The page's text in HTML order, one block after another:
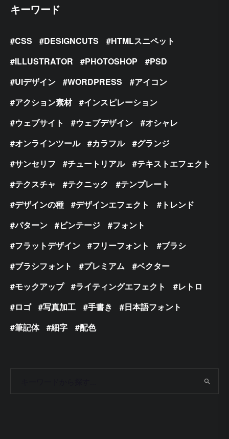
キーワード
CSS DESIGNCUTS
HTMLスニペット
ILLUSTRATOR
PHOTOSHOP
PSD
UIデザイン
WORDPRESS
アイコン
アクション素材
インスピレーション
ウェブサイト
ウェブデザイン
オシャレ
オンラインツール
カラフル
グランジ
サンセリフ
チュートリアル
テキストエフェクト
テクスチャ
テクニック
テンプレート
デザインの種
デザインエフェクト
トレンド
パターン
ビンテージ
フォント
フラットデザイン
フリーフォント
ブラシ
ブラシフォント
プレミアム
ベクター
モックアップ
ライティングエフェクト
レトロ
ロゴ
写真加工 手書き
日本語フォント
筆記体
細字 配色